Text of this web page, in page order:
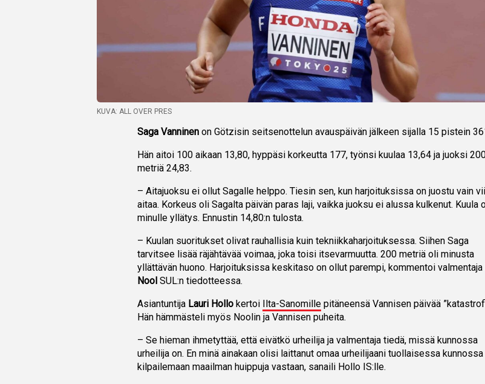
KUVA: ALL OVER PRES
Saga Vanninen on Götzisin seitsenottelun avauspäivän jälkeen sijalla 15 pistein
Hän aitoi 100 aikaan 13,80, hyppäsi korkeutta 177, työnsi kuulaa 13,64 ja juoksi
metriä 24,83.
– Aitajuoksu ei ollut Sagalle helppo. Tiesin sen, kun harjoituksissa on juostu vain
aitaa. Korkeus oli Sagalta päivän paras laji, vaikka juoksu ei alussa kulkenut. Kuula
minulle yllätys. Ennustin 14,80:n tulosta.
– Kuulan suoritukset olivat rauhallisia kuin tekniikkaharjoituksessa. Siihen Saga
tarvitsee lisää räjähtävää voimaa, joka toisi itsevarmuutta. 200 metriä oli minusta
yllättävän huono. Harjoituksissa keskitaso on ollut parempi, kommentoi valmentaja
Nool SUL:n tiedotteessa.
Asiantuntija Lauri Hollo kertoi Ilta-Sanomille pitäneensä Vannisen päivää
Hän hämmästeli myös Noolin ja Vannisen puheita.
– Se hieman ihmetyttää, että eivätkö urheilija ja valmentaja tiedä, missä kunnossa
urheilija on. En minä ainakaan olisi laittanut omaa urheilijaani tuollaisessa kunnossa
kilpailemaan maailman huippuja vastaan, sanaili Hollo IS:lle.